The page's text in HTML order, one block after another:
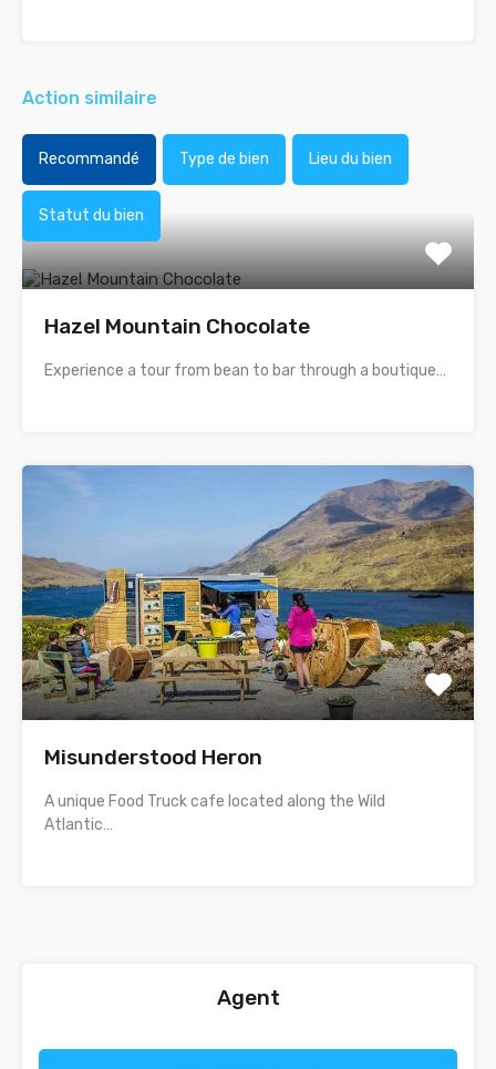
Action similaire
Recommandé Type de bien Lieu du bien
Statut du bien
Hazel Mountain Chocolate
Experience a tour from bean to bar through a boutique…
Misunderstood Heron
A unique Food Truck cafe located along the Wild
Atlantic…
Agent